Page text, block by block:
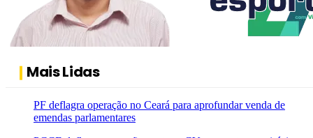
Mais Lidas
PF deflagra operação no Ceará para aprofundar venda de
emendas parlamentares